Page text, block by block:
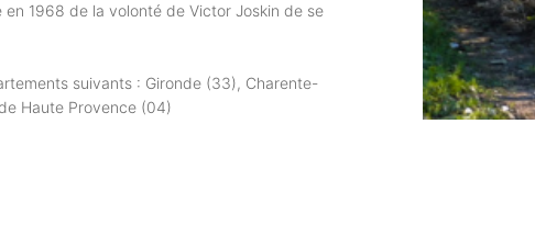
1968 de la volonté de Victor Joskin de se
suivants : Gironde (33), Charente-
Haute Provence (04)